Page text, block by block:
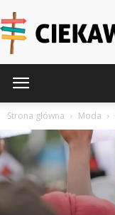
Strona główna Moda